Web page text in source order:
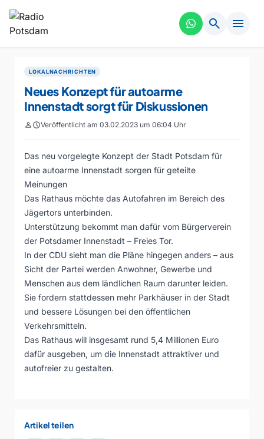
search menu
LOKALNACHRICHTEN
Neues Konzept für autoarme
Innenstadt sorgt für Diskussionen
personscheduleVeröffentlicht am 03.02.2023 um 06:04 Uhr
Das neu vorgelegte Konzept der Stadt Potsdam für
eine autoarme Innenstadt sorgen für geteilte
Meinungen
Das Rathaus möchte das Autofahren im Bereich des
Jägertors unterbinden.
Unterstützung bekommt man dafür vom Bürgerverein
der Potsdamer Innenstadt – Freies Tor.
In der CDU sieht man die Pläne hingegen anders – aus
Sicht der Partei werden Anwohner, Gewerbe und
Menschen aus dem ländlichen Raum darunter leiden.
Sie fordern stattdessen mehr Parkhäuser in der Stadt
und bessere Lösungen bei den öffentlichen
Verkehrsmitteln.
Das Rathaus will insgesamt rund 5,4 Millionen Euro
dafür ausgeben, um die Innenstadt attraktiver und
autofreier zu gestalten.
Artikel teilen